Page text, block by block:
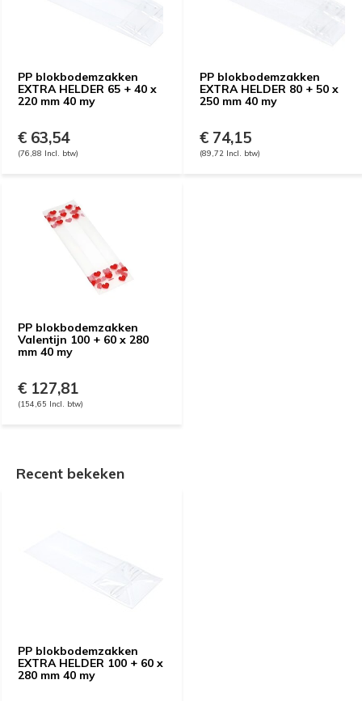
PP blokbodemzakken
EXTRA HELDER 65 + 40 x
220 mm 40 my
€ 63,54
(76,88 Incl. btw)
PP blokbodemzakken
EXTRA HELDER 80 + 50 x
250 mm 40 my
€ 74,15
(89,72 Incl. btw)
PP blokbodemzakken
Valentijn 100 + 60 x 280
mm 40 my
€ 127,81
(154,65 Incl. btw)
Recent bekeken
PP blokbodemzakken
EXTRA HELDER 100 + 60 x
280 mm 40 my